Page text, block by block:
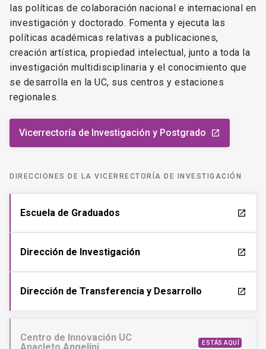
las políticas de colaboración nacional e internacional en
investigación y doctorado. Fomenta y ejecuta las
políticas académicas relativas a publicaciones,
creación artística, propiedad intelectual, junto a toda la
investigación multidisciplinaria y el conocimiento que
se desarrolla en la UC, sus centros y estaciones
regionales.
Vicerrectoría de Investigación y Postgrado launch
DIRECCIONES DE LA VICERRECTORÍA DE INVESTIGACIÓN
Escuela de Graduados launch
Dirección de Investigación launch
Dirección de Transferencia y Desarrollo launch
Centro de Innovación UC
ESTÁS AQUÍ